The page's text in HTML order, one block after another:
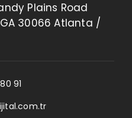
Plains Road
30066 Atlanta /
91